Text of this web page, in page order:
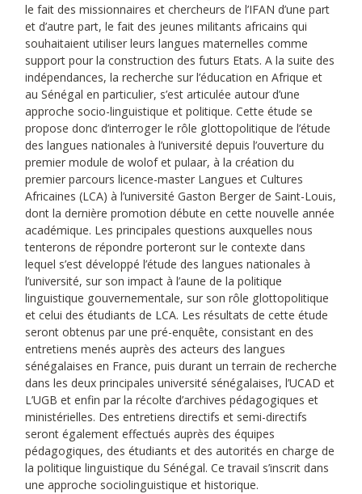
le fait des missionnaires et chercheurs de l’IFAN d’une part
et d’autre part, le fait des jeunes militants africains qui
souhaitaient utiliser leurs langues maternelles comme
support pour la construction des futurs Etats. A la suite des
indépendances, la recherche sur l’éducation en Afrique et
au Sénégal en particulier, s’est articulée autour d’une
approche socio-linguistique et politique. Cette étude se
propose donc d’interroger le rôle glottopolitique de l’étude
des langues nationales à l’université depuis l’ouverture du
premier module de wolof et pulaar, à la création du
premier parcours licence-master Langues et Cultures
Africaines (LCA) à l’université Gaston Berger de Saint-Louis,
dont la dernière promotion débute en cette nouvelle année
académique. Les principales questions auxquelles nous
tenterons de répondre porteront sur le contexte dans
lequel s’est développé l’étude des langues nationales à
l’université, sur son impact à l’aune de la politique
linguistique gouvernementale, sur son rôle glottopolitique
et celui des étudiants de LCA. Les résultats de cette étude
seront obtenus par une pré-enquête, consistant en des
entretiens menés auprès des acteurs des langues
sénégalaises en France, puis durant un terrain de recherche
dans les deux principales université sénégalaises, l’UCAD et
L’UGB et enfin par la récolte d’archives pédagogiques et
ministérielles. Des entretiens directifs et semi-directifs
seront également effectués auprès des équipes
pédagogiques, des étudiants et des autorités en charge de
la politique linguistique du Sénégal. Ce travail s’inscrit dans
une approche sociolinguistique et historique.